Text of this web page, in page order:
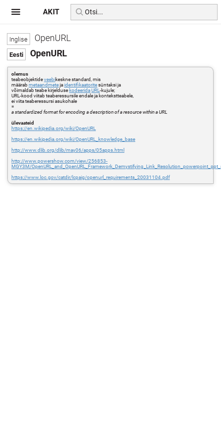
OpenURL
OpenURL
olemus
teabeobjektideveebikeskne standard, mis
määrabmetaandmetejaidentifikaatoritesüntaksi ja
võimaldab teabe kirjelduse kodeeridaURL-kujule;
URL-kood viitab teaberessursile endale ja kontekstteabele,
ei viita teaberessursi asukohale
=
a standardized format for encoding a description of a resource within a URL
ülevaateid
https://en.wikipedia.org/wiki/OpenURL
https://en.wikipedia.org/wiki/OpenURL_knowledge_base
http://www.dlib.org/dlib/may06/apps/05apps.html
http://www.powershow.com/view/256853-
MGY3M/
https://www.loc.gov/catdir/lcpaig/openurl_requirements_20031104.pdf
AKIT